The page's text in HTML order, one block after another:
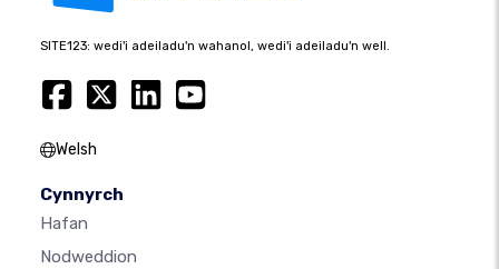
SITE123: wedi'i adeiladu'n wahanol, wedi'i adeiladu'n well.
Welsh
Cynnyrch
Hafan
Nodweddion